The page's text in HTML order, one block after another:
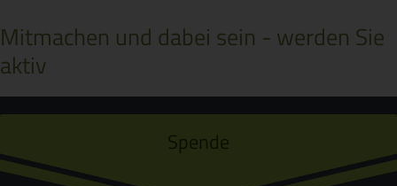
Mitmachen und dabei sein - werden Sie
aktiv
Spende